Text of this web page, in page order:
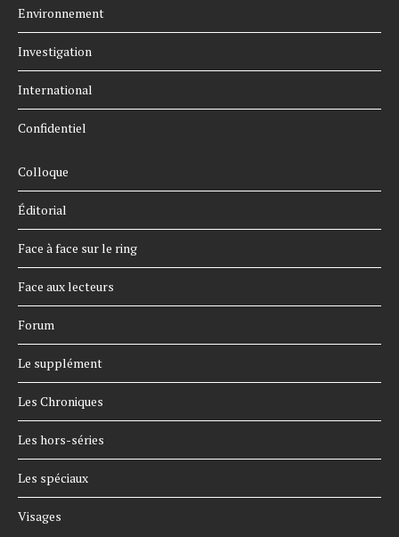
Environnement
Investigation
International
Confidentiel
Colloque
Éditorial
Face à face sur le ring
Face aux lecteurs
Forum
Le supplément
Les Chroniques
Les hors-séries
Les spéciaux
Visages